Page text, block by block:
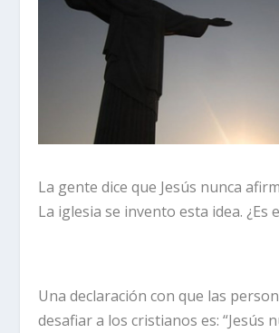
La gente dice que Jesús nunca
La iglesia se invento esta idea. ¿Es
Una declaración con que las
desafiar a los cristianos es: “Jesús